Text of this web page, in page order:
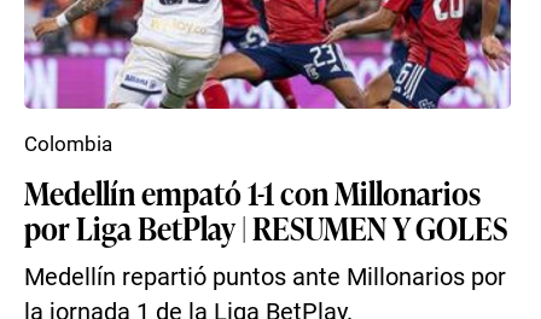
Medellín empató 1-1 con Millonarios
por Liga BetPlay | RESUMEN Y GOLES
Medellín repartió puntos ante Millonarios por
la jornada 1 de la Liga BetPlay.
Colombia